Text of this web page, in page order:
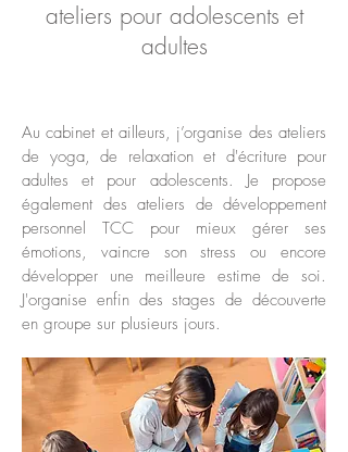
ateliers pour adolescents et
adultes
Au cabinet et ailleurs, j’organise des ateliers
de yoga, de relaxation et d'écriture pour
adultes et pour adolescents. Je propose
également des ateliers de développement
personnel TCC pour mieux gérer ses
émotions, vaincre son stress ou encore
développer une meilleure estime de soi.
J'organise enfin des stages de découverte
en groupe sur plusieurs jours.